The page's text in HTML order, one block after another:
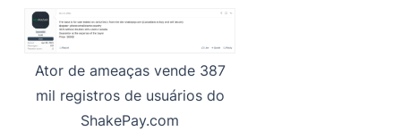
Ator de ameaças vende 387
mil registros de usuários do
ShakePay.com